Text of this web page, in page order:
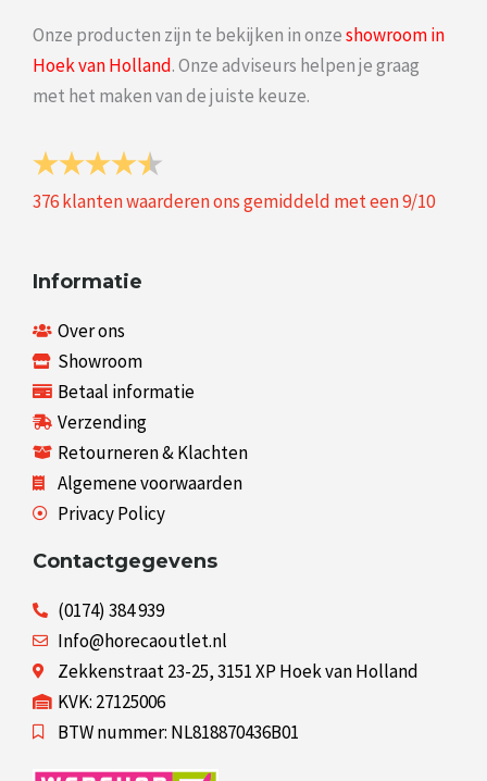
Onze producten zijn te bekijken in onzeshowroom in
Hoek van Holland. Onze adviseurs helpen je graag
met het maken van de juiste keuze.
376klanten waarderen ons gemiddeld met een9/10
Informatie
Over ons
Showroom
Betaal informatie
Verzending
Retourneren & Klachten
Algemene voorwaarden
Privacy Policy
Contactgegevens
(0174) 384 939
Info@horecaoutlet.nl
Zekkenstraat 23-25, 3151 XP Hoek van Holland
KVK: 27125006
BTW nummer: NL818870436B01